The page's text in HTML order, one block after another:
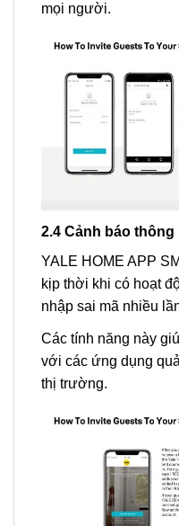
mọi người.
2.4 Cảnh báo thông
YALE HOME APP
kịp thời khi có hoạt
nhập sai mã nhiều
Các tính năng này
với các ứng dụng
thị trường.